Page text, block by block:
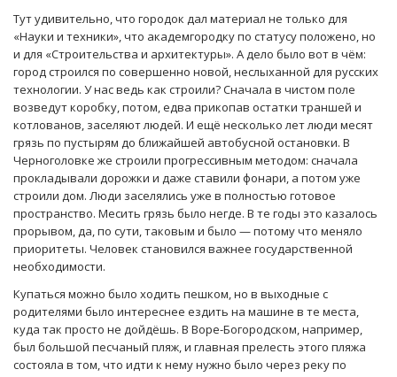
Тут удивительно, что городок дал материал не только для
«Науки и техники», что академгородку по статусу положено, но
и для «Строительства и архитектуры». А дело было вот в чём:
город строился по совершенно новой, неслыханной для русских
технологии. У нас ведь как строили? Сначала в чистом поле
возведут коробку, потом, едва прикопав остатки траншей и
котлованов, заселяют людей. И ещё несколько лет люди месят
грязь по пустырям до ближайшей автобусной остановки. В
Черноголовке же строили прогрессивным методом: сначала
прокладывали дорожки и даже ставили фонари, а потом уже
строили дом. Люди заселялись уже в полностью готовое
пространство. Месить грязь было негде. В те годы это казалось
прорывом, да, по сути, таковым и было — потому что меняло
приоритеты. Человек становился важнее государственной
необходимости.
Купаться можно было ходить пешком, но в выходные с
родителями было интереснее ездить на машине в те места,
куда так просто не дойдёшь. В Воре-Богородском, например,
был большой песчаный пляж, и главная прелесть этого пляжа
состояла в том, что идти к нему нужно было через реку по